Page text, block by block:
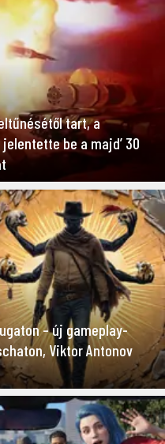
tart, a
be a majd’ 30
– új gameplay-
Viktor Antonov